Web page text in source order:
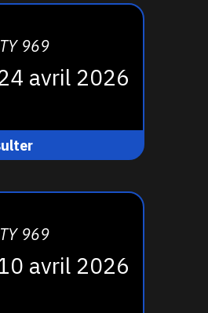
969
avril 2026
969
avril 2026